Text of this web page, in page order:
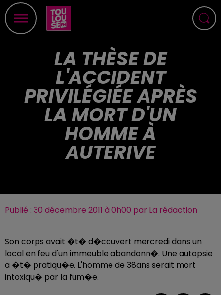
LA THÈSE DE
L'ACCIDENT
PRIVILÉGIÉE APRÈS
LA MORT D'UN
HOMME À
AUTERIVE
Publié : 30 décembre 2011 à 0h00 par La rédaction
Son corps avait �t� d�couvert mercredi dans un
local en feu d'un immeuble abandonn�. Une autopsie
a �t� pratiqu�e. L'homme de 38ans serait mort
intoxiqu� par la fum�e.